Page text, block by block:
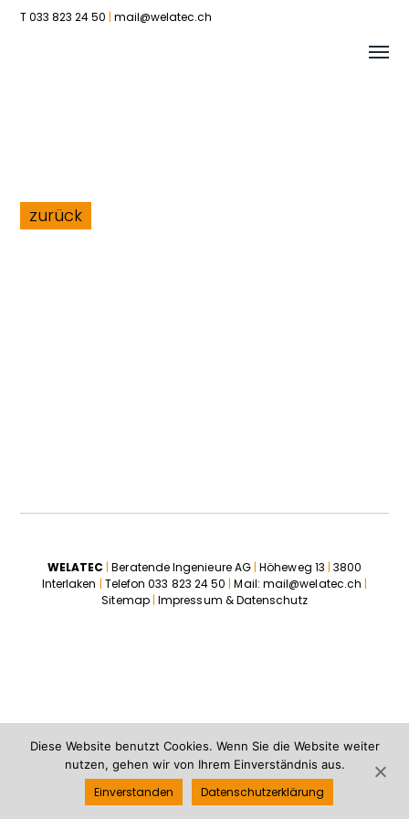
T 033 823 24 50 |mail@welatec.ch
WELATEC | Beratende Ingenieure AG | Höheweg 13 | 3800
Interlaken | Telefon033 823 24 50 | Mail: mail@welatec.ch |
Sitemap | Impressum & Datenschutz
Diese Website benutzt Cookies. Wenn Sie die Website weiter
nutzen, gehen wir von Ihrem Einverständnis aus.
Einverstanden Datenschutzerklärung